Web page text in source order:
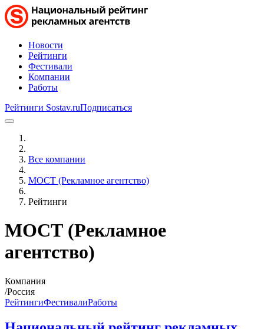
Новости
Рейтинги
Фестивали
Компании
Работы
Рейтинги Sostav.ruПодписаться
Все компании
МОСТ (Рекламное агентство)
Рейтинги
МОСТ (Рекламное
агентство)
Компания
/Россия
РейтингиФестивалиРаботы